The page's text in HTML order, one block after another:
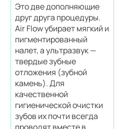
Это две дополняющие
друг друга процедуры.
Air Flow убирает мягкий и
пигментированный
налет, а ультразвук —
твердые зубные
отложения (зубной
камень). Для
качественной
гигиенической очистки
зубов их почти всегда